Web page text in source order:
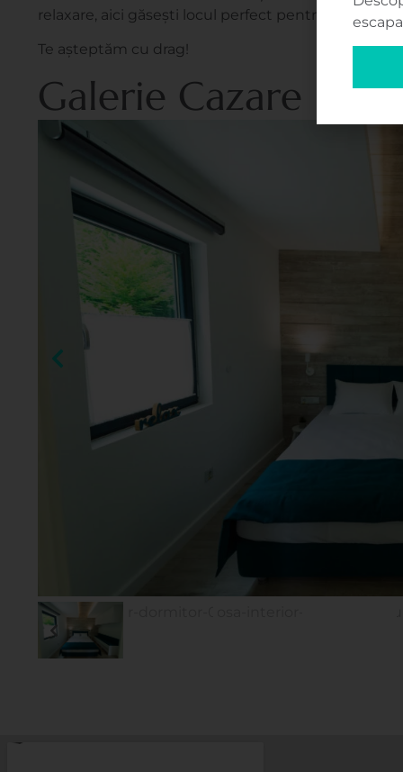
relaxare, aici găsești locul perfect pentru a te
Te așteptăm cu drag!
Galerie Cazare